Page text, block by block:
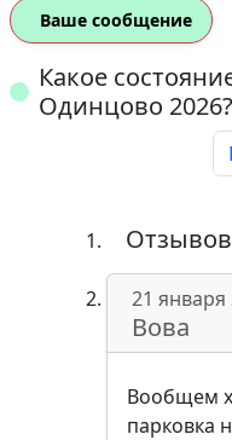
Ваше сообщение
Какое
Одинцово 2026?
21 января
Вова
Вообщем
парковка